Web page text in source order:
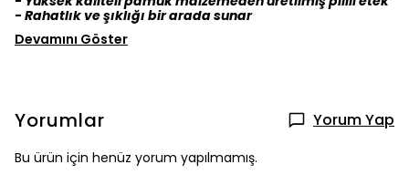
- Rahatlık ve şıklığı bir arada sunar
Devamını Göster
Yorumlar Yorum Yap
Bu ürün için henüz yorum yapılmamış.